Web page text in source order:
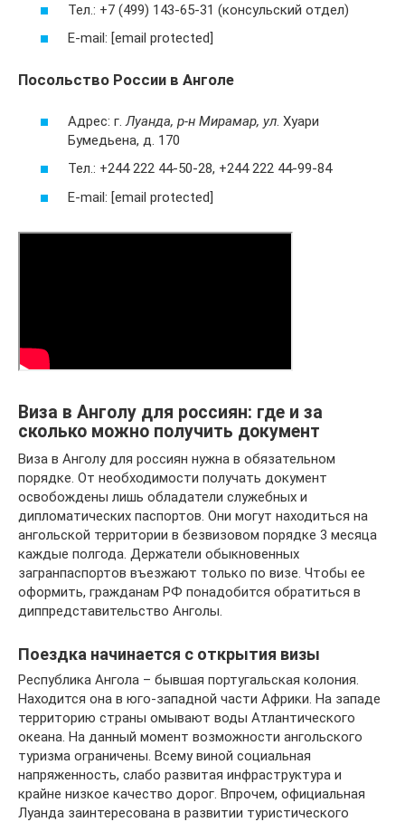
Тел.: +7 (499) 143-65-31 (консульский отдел)
E-mail: [email protected]
Посольство России в Анголе
Адрес: г.Луанда, р-н Мирамар, ул. Хуари
Бумедьена, д. 170
Тел.: +244 222 44-50-28, +244 222 44-99-84
E-mail: [email protected]
Виза в Анголу для россиян: где и за
сколько можно получить документ
Виза в Анголу для россиян нужна в обязательном
порядке. От необходимости получать документ
освобождены лишь обладатели служебных и
дипломатических паспортов. Они могут находиться на
ангольской территории в безвизовом порядке 3 месяца
каждые полгода. Держатели обыкновенных
загранпаспортов въезжают только по визе. Чтобы ее
оформить, гражданам РФ понадобится обратиться в
диппредставительство Анголы.
Поездка начинается с открытия визы
Республика Ангола – бывшая португальская колония.
Находится она в юго-западной части Африки. На западе
территорию страны омывают воды Атлантического
океана. На данный момент возможности ангольского
туризма ограничены. Всему виной социальная
напряженность, слабо развитая инфраструктура и
крайне низкое качество дорог. Впрочем, официальная
Луанда заинтересована в развитии туристического